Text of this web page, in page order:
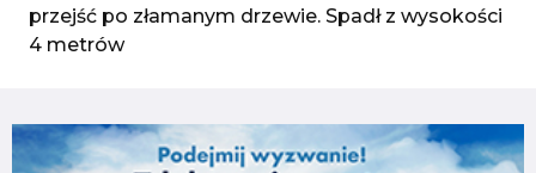
przejść po złamanym drzewie. Spadł z wysokości
4 metrów